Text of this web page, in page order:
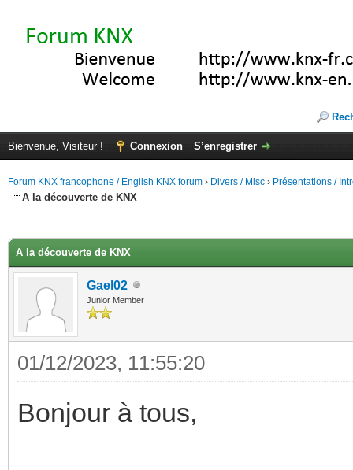
Bienvenue, Visiteur ! Connexion S’enregistrer
Forum KNX francophone / English KNX forum › Divers / Misc › Présentations /
A la découverte de KNX
A la découverte de KNX
Gael02
Junior Member
01/12/2023, 11:55:20
Bonjour à tous,